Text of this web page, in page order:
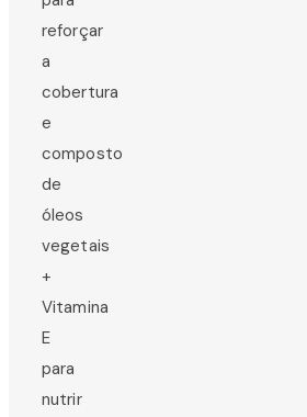
reforçar
a
cobertura
e
composto
de
óleos
vegetais
+
Vitamina
E
para
nutrir